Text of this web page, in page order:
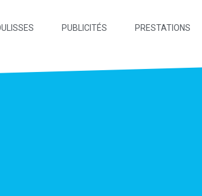
PUBLICITÉS PRESTATIONS